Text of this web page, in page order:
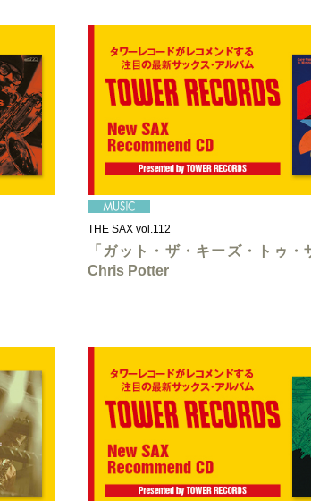
THE SAX vol.112
「ガット・ザ・キーズ・トゥ・
Chris Potter